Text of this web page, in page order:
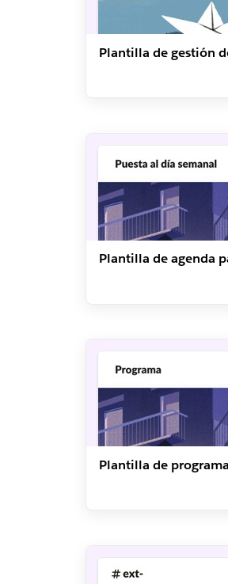
Plantilla de gestión
Plantilla de agenda
Plantilla de